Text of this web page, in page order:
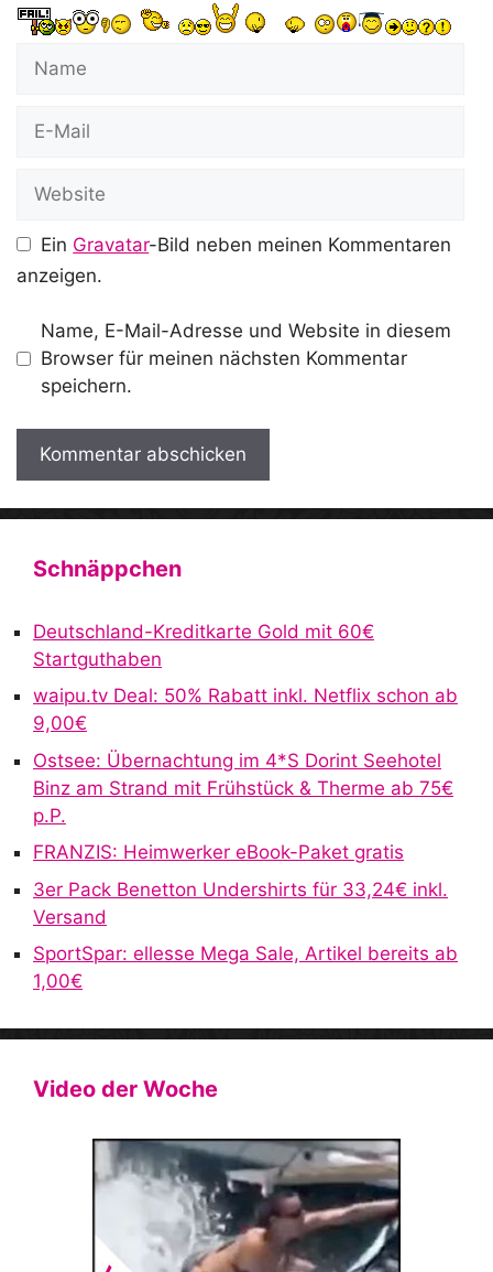
Mail
Ein Gravatar-Bild neben meinen Kommentaren
anzeigen.
Name, E-Mail-Adresse und Website in diesem
Browser für meinen nächsten Kommentar
speichern.
A
n
t
Schnäppchen
Deutschland-Kreditkarte Gold mit 60€
Startguthaben
waipu.tv Deal: 50% Rabatt inkl. Netflix schon ab
9,00€
Ostsee: Übernachtung im 4*S Dorint Seehotel
Binz am Strand mit Frühstück & Therme ab 75€
p.P.
FRANZIS: Heimwerker eBook-Paket gratis
3er Pack Benetton Undershirts für 33,24€ inkl.
Versand
SportSpar: ellesse Mega Sale, Artikel bereits ab
1,00€
Video der Woche